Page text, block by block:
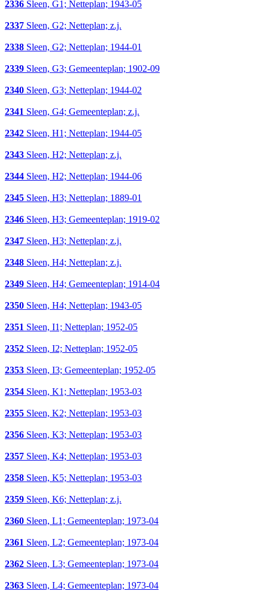
2336 Sleen, G1; Netteplan; 1943-05
2337 Sleen, G2; Netteplan; z.j.
2338 Sleen, G2; Netteplan; 1944-01
2339 Sleen, G3; Gemeenteplan; 1902-09
2340 Sleen, G3; Netteplan; 1944-02
2341 Sleen, G4; Gemeenteplan; z.j.
2342 Sleen, H1; Netteplan; 1944-05
2343 Sleen, H2; Netteplan; z.j.
2344 Sleen, H2; Netteplan; 1944-06
2345 Sleen, H3; Netteplan; 1889-01
2346 Sleen, H3; Gemeenteplan; 1919-02
2347 Sleen, H3; Netteplan; z.j.
2348 Sleen, H4; Netteplan; z.j.
2349 Sleen, H4; Gemeenteplan; 1914-04
2350 Sleen, H4; Netteplan; 1943-05
2351 Sleen, I1; Netteplan; 1952-05
2352 Sleen, I2; Netteplan; 1952-05
2353 Sleen, I3; Gemeenteplan; 1952-05
2354 Sleen, K1; Netteplan; 1953-03
2355 Sleen, K2; Netteplan; 1953-03
2356 Sleen, K3; Netteplan; 1953-03
2357 Sleen, K4; Netteplan; 1953-03
2358 Sleen, K5; Netteplan; 1953-03
2359 Sleen, K6; Netteplan; z.j.
2360 Sleen, L1; Gemeenteplan; 1973-04
2361 Sleen, L2; Gemeenteplan; 1973-04
2362 Sleen, L3; Gemeenteplan; 1973-04
2363 Sleen, L4; Gemeenteplan; 1973-04